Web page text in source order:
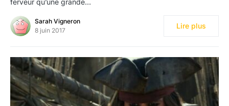
ferveur qu’une grande…
Sarah Vigneron
8 juin 2017
Lire plus